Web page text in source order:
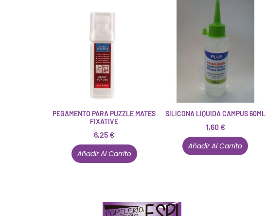
PEGAMENTO PARA PUZZLE MATES
FIXATIVE
6,25 €
Añadir Al Carrito
SILICONA LÍQUIDA CAMPUS 60ML
1,60 €
Añadir Al Carrito